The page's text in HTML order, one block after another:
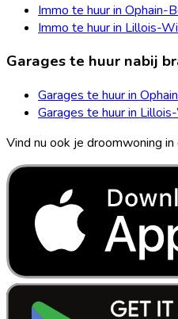
Immo te huur in Ophain-
Immo te huur in Lillois-
Garages te huur nabij
Garages te huur in
Garages te huur in
Vind nu ook je droomwoning